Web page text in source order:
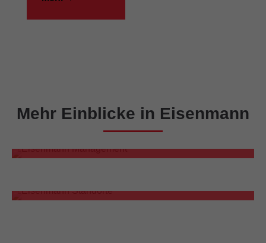
Mehr Einblicke in Eisenmann